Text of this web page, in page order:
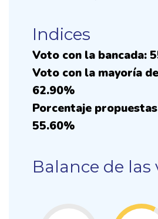
Indices
Voto con la bancada:
Voto con la mayoría
62.90%
Porcentaje
55.60%
Balance de las